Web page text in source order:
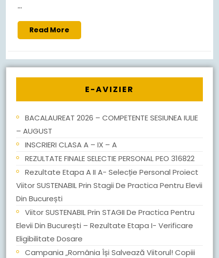
...
Read More
More
E-AVIZIER
BACALAUREAT 2026 – COMPETENTE SESIUNEA IULIE
– AUGUST
INSCRIERI CLASA A – IX – A
REZULTATE FINALE SELECTIE PERSONAL PEO 316822
Rezultate Etapa A II A- Selecție Personal Proiect
Viitor SUSTENABIL Prin Stagii De Practica Pentru Elevii
Din București
Viitor SUSTENABIL Prin STAGII De Practica Pentru
Elevii Din București – Rezultate Etapa I- Verificare
Eligibilitate Dosare
Campania „România Își Salvează Viitorul! Copiii